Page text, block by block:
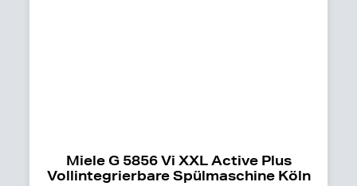
Miele G 5856 Vi XXL Active Plus
Vollintegrierbare Spülmaschine Köln